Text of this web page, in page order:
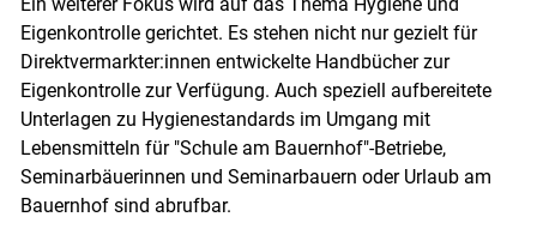
Ein weiterer Fokus wird auf das Thema Hygiene und
Eigenkontrolle gerichtet. Es stehen nicht nur gezielt für
Direktvermarkter:innen entwickelte Handbücher zur
Eigenkontrolle zur Verfügung. Auch speziell aufbereitete
Unterlagen zu Hygienestandards im Umgang mit
Lebensmitteln für "Schule am Bauernhof"-Betriebe,
Seminarbäuerinnen und Seminarbauern oder Urlaub am
Bauernhof sind abrufbar.